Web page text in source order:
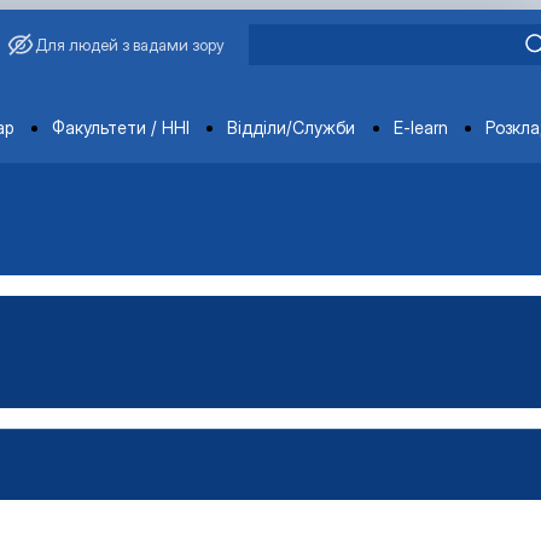
Для людей з вадами зору
Факультети / ННІ Відділи/Служби E-learn